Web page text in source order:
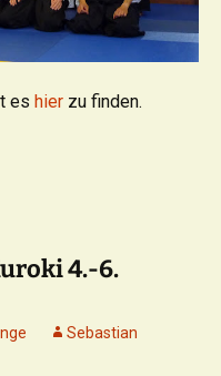
es hier zu finden.
4.-6.
Sebastian